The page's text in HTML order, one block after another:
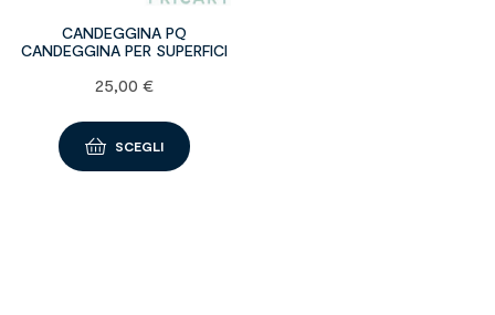
CANDEGGINA PQ
CANDEGGINA PER SUPERFICI
25,00 €
SCEGLI